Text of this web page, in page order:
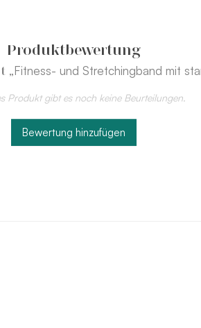
Produktbewertung
„Fitness- und Stretchingband mit
Produkt gibt es noch keine Beurteilungen.
Bewertung hinzufügen